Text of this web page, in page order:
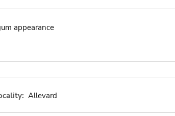
appearance
Allevard